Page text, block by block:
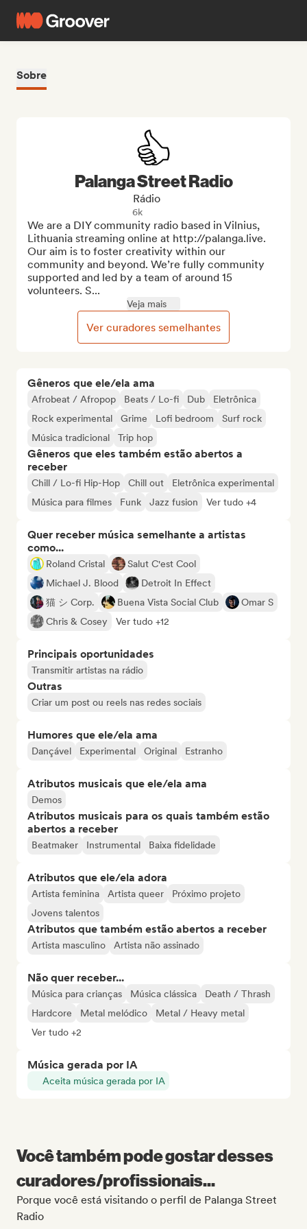
Sobre
Gêneros que ele/ela ama
Afrobeat / Afropop Beats / Lo-fi Dub
Eletrônica
Rock experimental
Grime Lofi bedroom
Surf rock
Música tradicional
Trip hop
Gêneros que eles também estão abertos a
receber
Chill / Lo-fi Hip-Hop Chill out
Eletrônica experimental
Música para filmes
Funk Jazz fusion Ver tudo +4
Quer receber música semelhante a artistas
como...
Roland Cristal
Salut C'est Cool
Michael J. Blood
Detroit In Effect
猫 シ Corp.
Buena Vista Social Club
Omar S
Chris & Cosey
Ver tudo +12
Principais oportunidades
Transmitir artistas na rádio
Outras
Criar um post ou reels nas redes sociais
Humores que ele/ela ama
Dançável Experimental Original Estranho
Atributos musicais que ele/ela ama
Demos
Atributos musicais para os quais também estão
abertos a receber
Beatmaker Instrumental Baixa fidelidade
Atributos que ele/ela adora
Artista feminina Artista queer
Próximo projeto
Jovens talentos
Atributos que também estão abertos a receber
Artista masculino Artista não assinado
Não quer receber...
Música para crianças Música clássica
Death / Thrash
Hardcore
Metal melódico
Metal / Heavy metal
Ver tudo +2
Música gerada por IA
Aceita música gerada por IA
Palanga Street Radio
Rádio
6k
We are a DIY community radio based in Vilnius,
Lithuania streaming online at http://palanga.live.
Our aim is to foster creativity within our
community and beyond. We’re fully community
supported and led by a team of around 15
volunteers. S...
Veja mais
Ver curadores semelhantes
Você também pode gostar desses
curadores/profissionais...
Porque você está visitando o perfil de Palanga Street
Radio